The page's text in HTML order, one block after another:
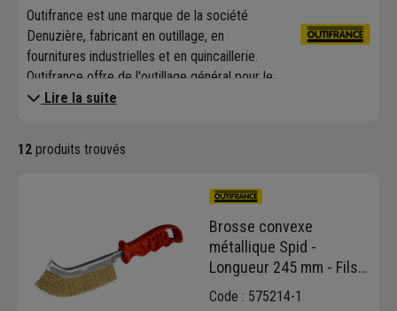
Outifrance est une marque de la société
Denuzière, fabricant en outillage, en
fournitures industrielles et en quincaillerie.
Outifrance offre de l'outillage général pour le
bois, le bâtiment et la métrologie. On
professionnels, des tréteaux, des échelles et
Premier importateur en France de produits
Stanley, le grossiste Denuzière revend
également des produits d'autres grandes
marques professionnelles sur sa plateforme
Outifrance, offrant ainsi un éventail de
gammes très variées, de l'équipement de
Lire la suite
12 produits trouvés
Brosse convexe
métallique Spid -
Longueur 245 mm - Fils
Acier laitonné - Manche
Code : 575214-1